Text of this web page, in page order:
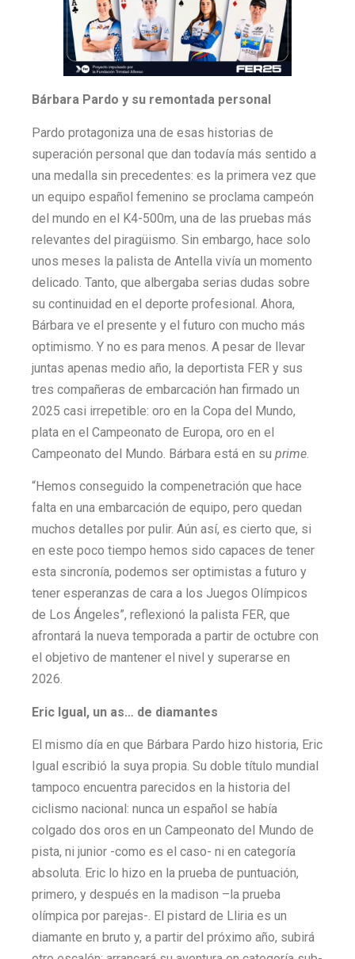
Bárbara Pardo y su remontada personal
Pardo protagoniza una de esas historias de
superación personal que dan todavía más sentido a
una medalla sin precedentes: es la primera vez que
un equipo español femenino se proclama campeón
del mundo en el K4-500m, una de las pruebas más
relevantes del piragüismo. Sin embargo, hace solo
unos meses la palista de Antella vivía un momento
delicado. Tanto, que albergaba serias dudas sobre
su continuidad en el deporte profesional. Ahora,
Bárbara ve el presente y el futuro con mucho más
optimismo. Y no es para menos. A pesar de llevar
juntas apenas medio año, la deportista FER y sus
tres compañeras de embarcación han firmado un
2025 casi irrepetible: oro en la Copa del Mundo,
plata en el Campeonato de Europa, oro en el
Campeonato del Mundo. Bárbara está en su prime
“Hemos conseguido la compenetración que hace
falta en una embarcación de equipo, pero quedan
muchos detalles por pulir. Aún así, es cierto que, si
en este poco tiempo hemos sido capaces de tener
esta sincronía, podemos ser optimistas a futuro y
tener esperanzas de cara a los Juegos Olímpicos
de Los Ángeles”, reflexionó la palista FER, que
afrontará la nueva temporada a partir de octubre con
el objetivo de mantener el nivel y superarse en
2026.
Eric Igual, un as… de diamantes
El mismo día en que Bárbara Pardo hizo historia, Eric
Igual escribió la suya propia. Su doble título mundial
tampoco encuentra parecidos en la historia del
ciclismo nacional: nunca un español se había
colgado dos oros en un Campeonato del Mundo de
pista, ni junior -como es el caso- ni en categoría
absoluta. Eric lo hizo en la prueba de puntuación,
primero, y después en la madison –la prueba
olímpica por parejas-. El pistard de Lliria es un
diamante en bruto y, a partir del próximo año, subirá